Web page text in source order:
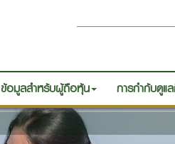
ข้อมูลสำหรับผู้ถือหุ้น การกำกับดูแ